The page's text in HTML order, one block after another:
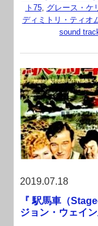
ト75, グレース・ケ
ディミトリ・ティオ
sound
2019.07.18
『 駅馬車（
ジョン・ウェイ